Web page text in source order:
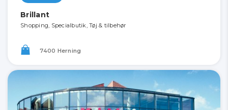
Brillant
Shopping, Specialbutik, Tøj & tilbehør
7400 Herning